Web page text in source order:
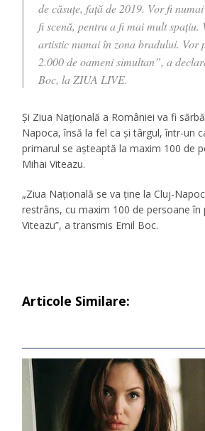
de căsuțe, față de 2019. Vor fi
fi scenă, pentru a fi mai mult spațiu.
artistic numai în zona bradului. Vor
2.000 de oameni simultan”, a
Boc, la ZIUA LIVE.
Și Ziua Națională a României va fi
Napoca, însă la fel ca și târgul, într-un
primarul se așteaptă la maxim 100 de
Mihai Viteazu.
„Ziua Națională se va ține la Cluj-
restrâns, cu maxim 100 de persoane în
Viteazu”, a transmis Emil Boc.
Articole Similare: